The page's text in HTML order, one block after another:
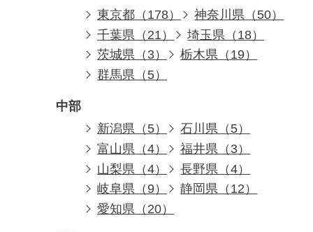
東京都（178）
神奈川県（50）
千葉県（21）
埼玉県（18）
茨城県（3）
栃木県（19）
群馬県（5）
中部
新潟県（5）
石川県（5）
富山県（4）
福井県（3）
山梨県（4）
長野県（4）
岐阜県（9）
静岡県（12）
愛知県（20）